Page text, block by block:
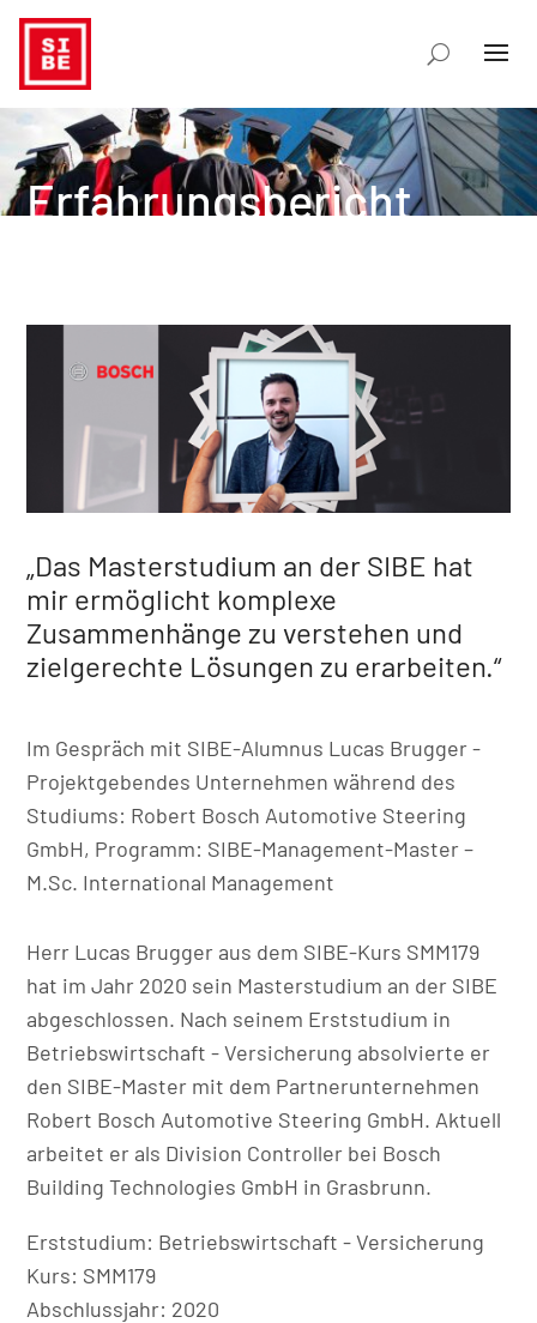
Erfahrungsbericht
„Das Masterstudium an der SIBE hat
mir ermöglicht komplexe
Zusammenhänge zu verstehen und
zielgerechte Lösungen zu erarbeiten.“
Im Gespräch mit SIBE-Alumnus Lucas Brugger -
Projektgebendes Unternehmen während des
Studiums: Robert Bosch Automotive Steering
GmbH, Programm: SIBE-Management-Master –
M.Sc. International Management
Herr Lucas Brugger aus dem SIBE-Kurs SMM179
hat im Jahr 2020 sein Masterstudium an der SIBE
abgeschlossen. Nach seinem Erststudium in
Betriebswirtschaft - Versicherung absolvierte er
den SIBE-Master mit dem Partnerunternehmen
Robert Bosch Automotive Steering GmbH. Aktuell
arbeitet er als Division Controller bei Bosch
Building Technologies GmbH in Grasbrunn.
Erststudium: Betriebswirtschaft - Versicherung
Kurs: SMM179
Abschlussjahr: 2020